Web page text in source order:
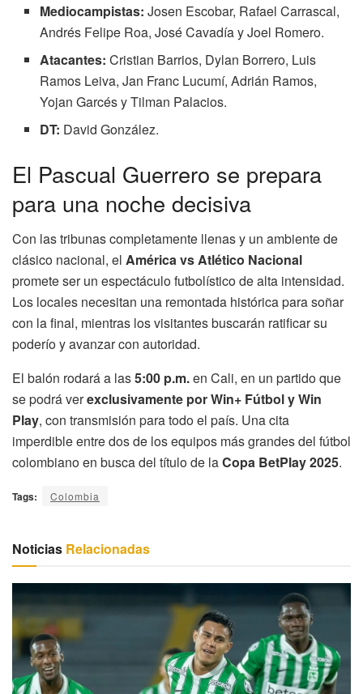
Mediocampistas: Josen Escobar, Rafael Carrascal,
Andrés Felipe Roa, José Cavadía y Joel Romero.
Atacantes: Cristian Barrios, Dylan Borrero, Luis
Ramos Leiva, Jan Franc Lucumí, Adrián Ramos,
Yojan Garcés y Tilman Palacios.
DT: David González.
El Pascual Guerrero se prepara
para una noche decisiva
Con las tribunas completamente llenas y un ambiente de
clásico nacional, el América vs Atlético Nacional
promete ser un espectáculo futbolístico de alta intensidad.
Los locales necesitan una remontada histórica para soñar
con la final, mientras los visitantes buscarán ratificar su
poderío y avanzar con autoridad.
El balón rodará a las5:00 p.m.en Cali, en un partido que
se podrá verexclusivamente por Win+ Fútbol y Win
Play, con transmisión para todo el país. Una cita
imperdible entre dos de los equipos más grandes del fútbol
colombiano en busca del título de laCopa BetPlay 2025.
Tags: Colombia
Noticias Relacionadas